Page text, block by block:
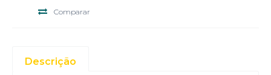
Comparar
Descrição